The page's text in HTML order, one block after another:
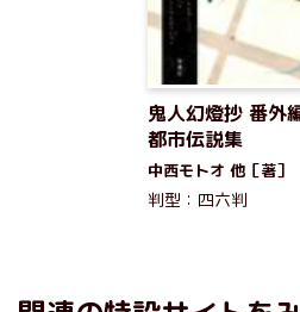
鬼人幻燈抄 番
都市伝説集
中西モトオ 他［著］
判型：四六判